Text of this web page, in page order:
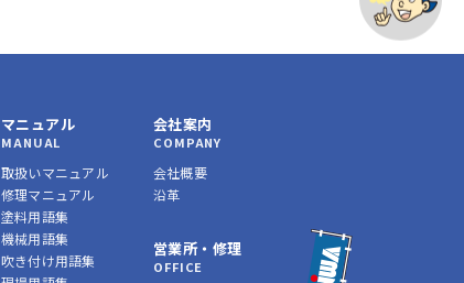
マニュアル
MANUAL
取扱いマニュアル
修理マニュアル
塗料用語集
機械用語集
吹き付け用語集
会社案内
COMPANY
会社概要
沿革
営業所・修理
OFFICE